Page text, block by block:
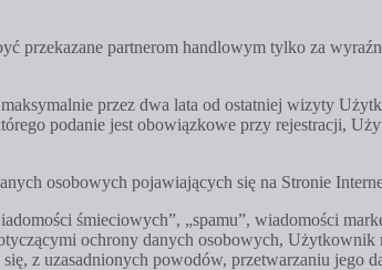
przekazane partnerom handlowym tylko za
przez dwa lata od ostatniej wizyty
podanie jest obowiązkowe przy rejestracji,
osobowych pojawiających się na Stronie
śmieciowych”, „spamu”, wiadomości
ochrony danych osobowych, Użytkownik
z uzasadnionych powodów, przetwarzaniu jego